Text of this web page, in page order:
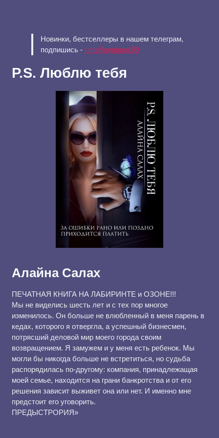
Новинки, бестселлеры в нашем телеграм,
подпишись - t.me/ilovebook99
P.S. Люблю тебя
Алайна Салах
ПЕЧАТНАЯ КНИГА НА ЛАБИРИНТЕ и ОЗОНЕ!!!
Мы не виделись шесть лет и с тех пор многое
изменилось. Он больше не влюбленный в меня парень в
кедах, которого я отвергла, а успешный бизнесмен,
потрясший деловой мир моего города своим
возвращением. Я замужем и у меня есть ребенок. Мы
могли бы никогда больше не встретиться, но судьба
распорядилась по-другому: компания, принадлежащая
моей семье, находится на грани банкротства и от его
решения зависит выживет она или нет. И именно мне
предстоит его уговорить.
ПРЕДЫСТРОРИЯ»